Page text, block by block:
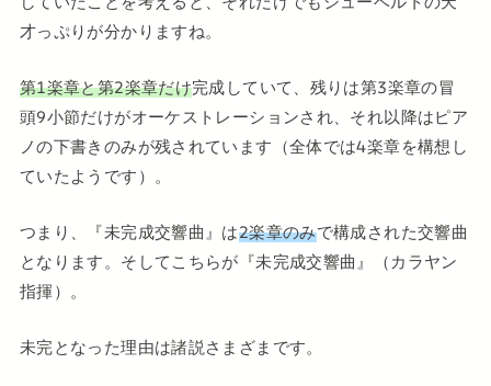
才っぷりが分かりますね。
第1楽章と第2楽章だけ完成していて、残りは第3楽章の冒
頭9小節だけがオーケストレーションされ、それ以降はピア
ノの下書きのみが残されています（全体では4楽章を構想し
ていたようです）。
つまり、『未完成交響曲』は2楽章のみで構成された交響曲
となります。そしてこちらが『未完成交響曲』（カラヤン
指揮）。
未完となった理由は諸説さまざまです。